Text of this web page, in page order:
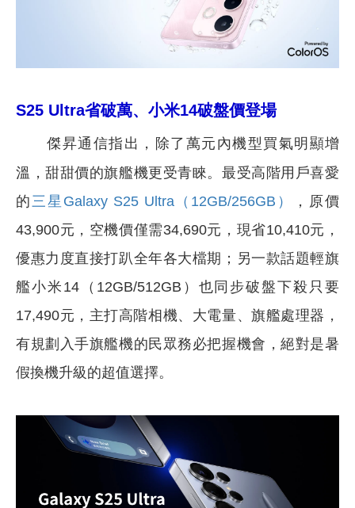
S25 Ultra省破萬、小米14破盤價登場
傑昇通信指出，除了萬元內機型買氣明顯增
溫，甜甜價的旗艦機更受青睞。最受高階用戶喜愛
的 三星Galaxy S25 Ultra（12GB/256GB）
，原價
43,900元，空機價僅需34,690元，現省10,410元，
優惠力度直接打趴全年各大檔期；另一款話題輕旗
艦小米14（12GB/512GB）也同步破盤下殺只要
17,490元，主打高階相機、大電量、旗艦處理器，
有規劃入手旗艦機的民眾務必把握機會，絕對是暑
假換機升級的超值選擇。